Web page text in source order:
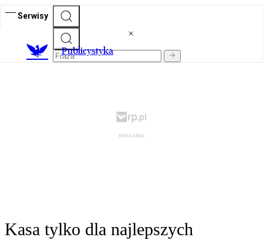
Serwisy
Publicystyka
Kasa tylko dla najlepszych